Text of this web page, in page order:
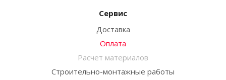
Сервис
Доставка
Оплата
Расчет материалов
Строительно-монтажные работы